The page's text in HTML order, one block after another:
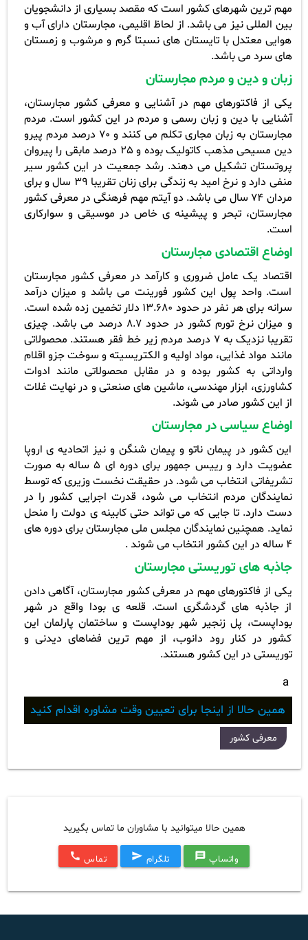
مهم ترین شهرهای کشور است که مقصد بسیاری از دانشجویان
بین المللی نیز می باشد. از لحاظ اقلیمی، مجارستان دارای آب و
هوایی معتدل با تایستان های نسبتا گرم و مرشوب و زمستان
های سرد می باشد.
زبان و دین و مردم مجارستان
یکی از فاکتورهای مهم در آشنایی و معرفی کشور مجارستان،
آشنایی با دین و زبان رسمی و مردم در این کشور است. مردم
مجارستان به زبان مجاری تکلم می کنند و 70 درصد مردم پیرو
دین مسیحی مذهب کاتولیک بوده و 25 درصد مابقی را پیروان
پروتستان تشکیل می دهند. رشد جمعیت در این کشور سیر
منفی دارد و نرخ امید به زندگی برای زنان تقریبا 39 سال و برای
مردان 74 سال می باشد. دو آیتم مهم فرهنگی در معرفی کشور
مجارستان، تبحر و پیشینه ی خاص در موسیقی و سوارکاری
است.
اوضاع اقتصادی مجارستان
اقتصاد یک عامل ضروری و کارآمد در معرفی کشور مجارستان
است. واحد پول این کشور فورینت می باشد و میزان درآمد
سرانه برای هر نفر در حدود 13.680 دلار تخمین زده شده است.
و میزان نرخ تورم کشور در حدود 8.7 درصد می باشد. چیزی
تقریبا نزدیک به 7 درصد مردم زیر خط فقر هستند.
محصولاتی
مانند مواد غذایی، مواد اولیه و الکتریسیته و سوخت جزو اقلام
وارداتی به کشور بوده و در مقابل محصولاتی مانند ادوات
کشاورزی، ابزار مهندسی، ماشین های صنعتی و در نهایت غلات
از این کشور صادر می شوند.
اوضاع سیاسی در مجارستان
این کشور در پیمان ناتو و پیمان شنگن و نیز اتحادیه ی اروپا
عضویت دارد و رییس جمهور برای دوره ای 5 ساله به صورت
تشریفاتی انتخاب می شود. در حقیقت نخست وزیری که توسط
نمایندگان مردم انتخاب می شود، قدرت اجرایی کشور را در
دست دارد. تا جایی که می تواند حتی کابینه ی دولت را منحل
نماید. همچنین نمایندگان مجلس ملی مجارستان برای دوره های
4 ساله در این کشور انتخاب می شوند .
جاذبه های توریستی مجارستان
یکی از فاکتورهای مهم در معرفی کشور مجارستان، آگاهی دادن
از جاذبه های گردشگری است. قلعه ی بودا واقع در شهر
بوداپست، پل زنجیر شهر بوداپست و ساختمان پارلمان این
کشور در کنار رود دانوب، از مهم ترین فضاهای دیدنی و
توریستی در این کشور هستند.
a
همین حالا از اینجا برای تعیین وقت مشاوره اقدام کنید
معرفی کشور
همین حالا میتوانید با مشاوران ما تماس بگیرید
واتساپ message تلگرام send تماس call